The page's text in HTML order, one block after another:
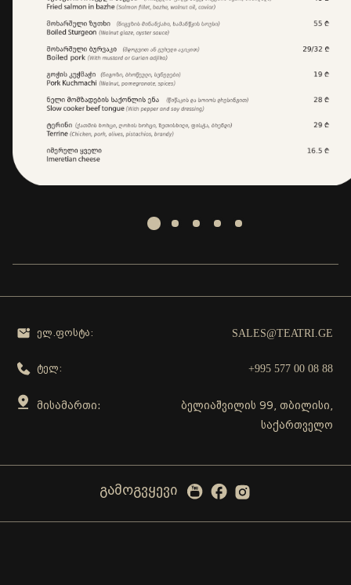
ელ.ფოსტა: SALES@TEATRI.GE
ტელ: +995 577 00 08 88
მისამართი:
ბელიაშვილის 99, თბილისი,
საქართველო
გამოგვყევი